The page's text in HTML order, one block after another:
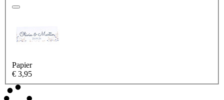
Papier
€ 3,95